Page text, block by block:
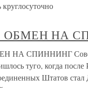
ОБМЕН НА
НА СПИННИНГ
туго, когда после
Штатов